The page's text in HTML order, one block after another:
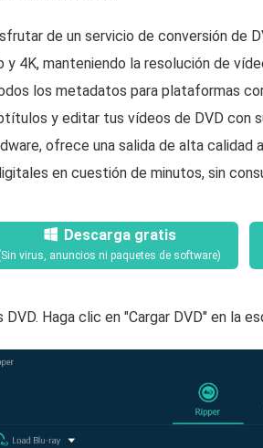
de un servicio de conversión de
y 4K, manteniendo la resolución de
los metadatos para plataformas
y editar tus vídeos de DVD con
ofrece una salida de alta
en cuestión de minutos, sin
Descarga gratis
virus, anuncios ni paquetes de software)
DVD. Haga clic en "Cargar DVD" en la